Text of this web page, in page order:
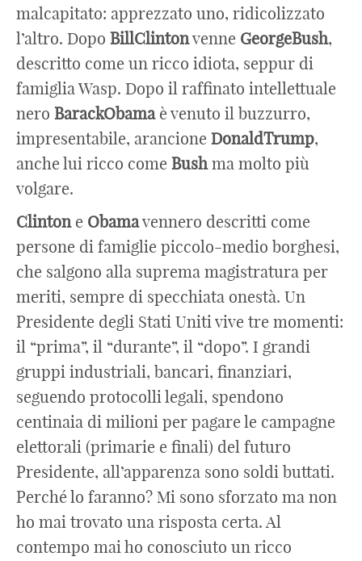
malcapitato: apprezzato uno, ridicolizzato
l’altro. Dopo BillClintonvenne GeorgeBush,
descritto come un ricco idiota, seppur di
famiglia Wasp. Dopo il raffinato intellettuale
nero BarackObamaè venuto il buzzurro,
impresentabile, arancione DonaldTrump,
anche lui ricco come Bushma molto più
volgare.
Clintone Obamavennero descritti come
persone di famiglie piccolo-medio borghesi,
che salgono alla suprema magistratura per
meriti, sempre di specchiata onestà. Un
Presidente degli Stati Uniti vive tre momenti:
il “prima”, il “durante”, il “dopo”. I grandi
gruppi industriali, bancari, finanziari,
seguendo protocolli legali, spendono
centinaia di milioni per pagare le campagne
elettorali (primarie e finali) del futuro
Presidente, all’apparenza sono soldi buttati.
Perché lo faranno? Mi sono sforzato ma non
ho mai trovato una risposta certa. Al
contempo mai ho conosciuto un ricco